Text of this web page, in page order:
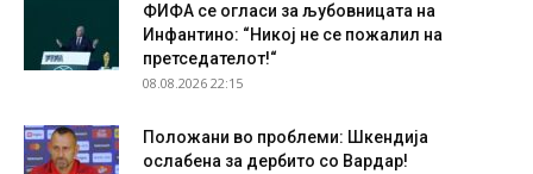
ФИФА се огласи за љубовницата на
Инфантино: “Никој не се пожалил на
претседателот!“
08.08.2026 22:15
Положани во проблеми: Шкендија
ослабена за дербито со Вардар!